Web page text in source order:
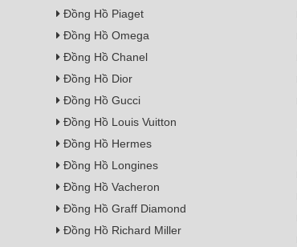
Đồng Hồ Piaget
Đồng Hồ Omega
Đồng Hồ Chanel
Đồng Hồ Dior
Đồng Hồ Gucci
Đồng Hồ Louis Vuitton
Đồng Hồ Hermes
Đồng Hồ Longines
Đồng Hồ Vacheron
Đồng Hồ Graff Diamond
Đồng Hồ Richard Miller